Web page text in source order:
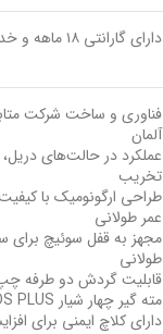
دارای گارانتی ۱۸ ماهه و خدمات پس از فروش
فناوری و ساخت شرکت
آلمان
عملکرد در حالت‌های
تخریب
طراحی ارگونومیک با
عمر طولانی
مجهز به قفل سوئیچ برای
طولانی
قابلیت گردش دو طرفه
مته گیر چهار شیار SDS PLUS
دارای کلاچ ایمنی برای